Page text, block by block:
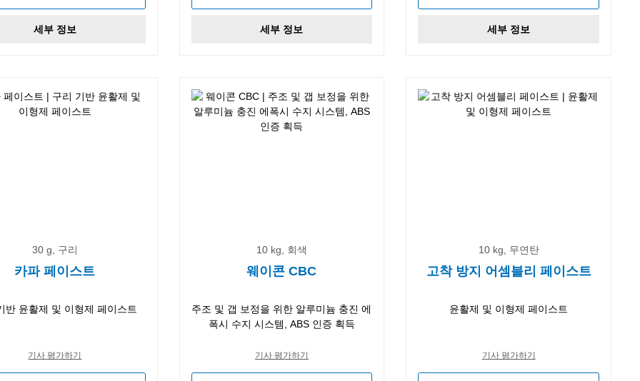
세부 정보 세부 정보 세부 정보
30 g, 구리
카파 페이스트
반 윤활제 및 이형제 페이스트
기사 평가하기
10 kg, 회색
웨이콘 CBC
주조 및 갭 보정을 위한 알루미늄 충진 에
폭시 수지 시스템, ABS 인증 획득
기사 평가하기
10 kg, 무연탄
고착 방지 어셈블리 페이스트
윤활제 및 이형제 페이스트
기사 평가하기